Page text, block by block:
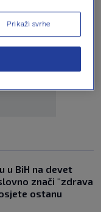
u BiH na devet
znači "zdrava
ostanu
Prikaži svrhe